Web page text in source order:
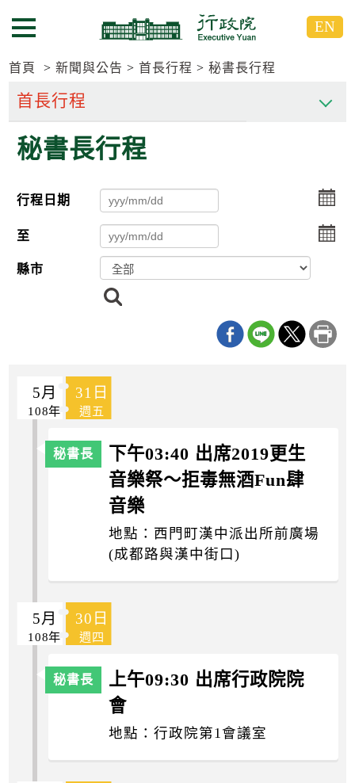
到
要
區
到
要
區
選單按鈕 EN
首頁 新聞與公告 首長行程 秘書長行程
秘書長行程
行程日期
選
擇
至
選
擇
縣市
尋
5月 31日
108年 週五
下午03:40 出席2019更生
音樂祭～拒毒無酒Fun肆
音樂
地點：西門町漢中派出所前廣場
(成都路與漢中街口)
5月 30日
108年 週四
上午09:30 出席行政院院
會
地點：行政院第1會議室